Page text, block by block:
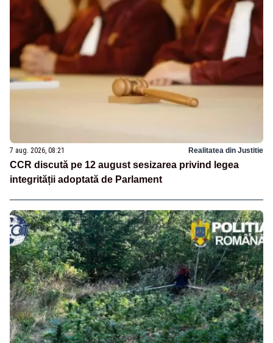
7 aug. 2026, 08:21 Realitatea din Justitie
CCR discută pe 12 august sesizarea privind legea
integrității adoptată de Parlament